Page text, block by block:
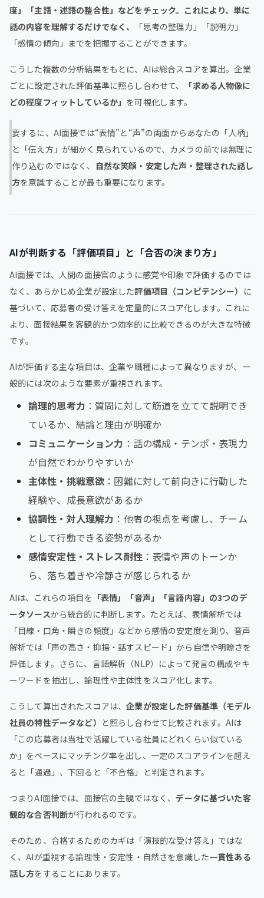
度」「主語・述語の整合性」などをチェック。これにより、単に
話の内容を理解するだけでなく、
「思考の整理力」「説明力」
「感情の傾向」までを把握することができます。
こうした複数の分析結果をもとに、AIは総合スコアを算出。企業
ごとに設定された評価基準に照らし合わせて、
「求める人物像に
どの程度フィットしているか」 を可視化します。
要するに、AI面接では“表情”と“声”の両面からあなたの「人柄」
と「伝え方」が細かく見られているので、カメラの前では無理に
作り込むのではなく、
自然な笑顔・安定した声・整理された話し
方を意識することが最も重要になります。
AIが判断する「評価項目」と「合否の決まり方」
AI面接では、人間の面接官のように感覚や印象で評価するのでは
なく、あらかじめ企業が設定した評価項目（コンピテンシー） に
基づいて、応募者の受け答えを定量的にスコア化します。これに
より、面接結果を客観的かつ効率的に比較できるのが大きな特徴
です。
AIが評価する主な項目は、企業や職種によって異なりますが、一
般的には次のような要素が重視されます。
論理的思考力 ：質問に対して筋道を立てて説明でき
ているか、結論と理由が明確か
コミュニケーション力 ：話の構成・テンポ・表現力
が自然でわかりやすいか
主体性・挑戦意欲 ：困難に対して前向きに行動した
経験や、成長意欲があるか
協調性・対人理解力 ：他者の視点を考慮し、チーム
として行動できる姿勢があるか
感情安定性・ストレス耐性：表情や声のトーンか
ら、落ち着きや冷静さが感じられるか
AIは、これらの項目を 「表情」「音声」「言語内容」の3つのデ
ータソースから統合的に判断します。たとえば、表情解析では
「目線・口角・瞬きの頻度」などから感情の安定度を測り、音声
解析では「声の高さ・抑揚・話すスピード」から自信や明瞭さを
評価します。さらに、言語解析（NLP）によって発言の構成やキ
ーワードを抽出し、論理性や主体性をスコア化します。
こうして算出されたスコアは、企業が設定した評価基準（モデル
社員の特性データなど） と照らし合わせて比較されます。AIは
「この応募者は当社で活躍している社員にどれくらい似ている
か」をベースにマッチング率を出し、一定のスコアラインを超え
ると「通過」、下回ると「不合格」と判定されます。
つまりAI面接では、面接官の主観ではなく、データに基づいた客
観的な合否判断が行われるのです。
そのため、合格するためのカギは「演技的な受け答え」ではな
く、AIが重視する論理性・安定性・自然さを意識した一貫性ある
話し方をすることにあります。